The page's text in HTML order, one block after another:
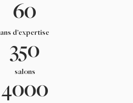
60
ans d’expertise
350
salons
4000